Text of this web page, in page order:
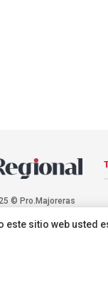
© Pro.Majoreras
sitio web usted